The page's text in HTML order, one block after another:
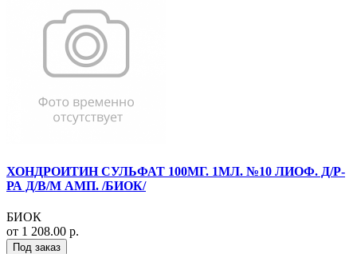
ХОНДРОИТИН СУЛЬФАТ 100МГ. 1МЛ. №10 ЛИОФ. Д/Р-
РА Д/В/М АМП. /БИОК/
БИОК
от 1 208.00 р.
Под заказ